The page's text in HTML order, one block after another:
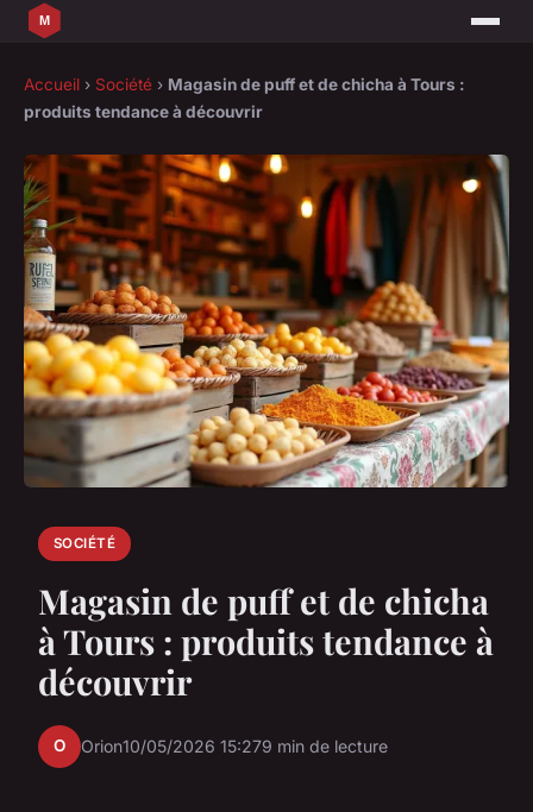
Accueil › Société › Magasin de puff et de chicha à Tours :
produits tendance à découvrir
SOCIÉTÉ
Magasin de puff et de chicha
à Tours : produits tendance à
découvrir
O Orion10/05/2026 15:279 min de lecture